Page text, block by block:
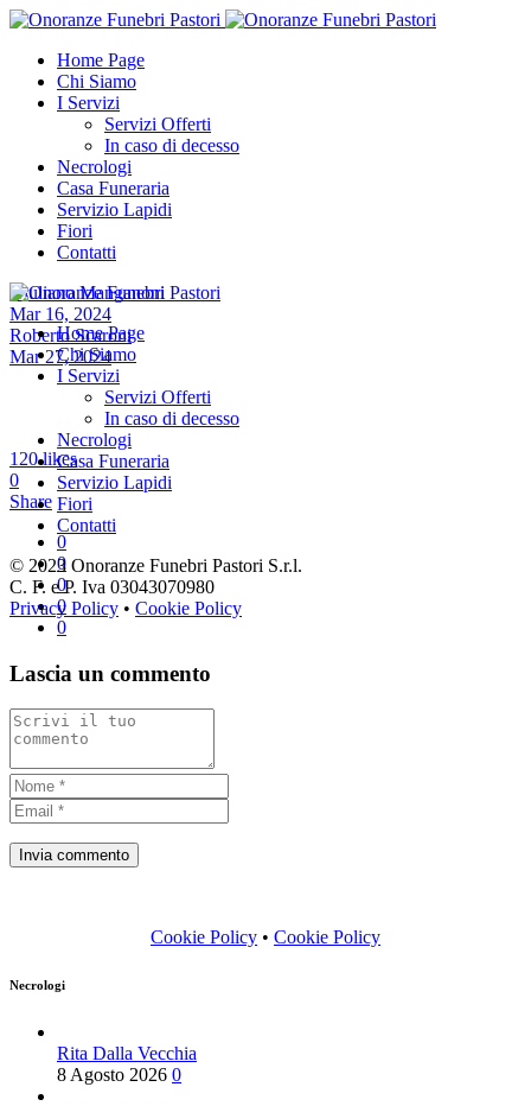
Home Page
Chi Siamo
I Servizi
Servizi Offerti
In caso di decesso
Necrologi
Casa Funeraria
Servizio Lapidi
Fiori
Contatti
Home Page
Chi Siamo
I Servizi
Servizi Offerti
In caso di decesso
Necrologi
Casa Funeraria
Servizio Lapidi
Fiori
Contatti
© 2023 Onoranze Funebri Pastori S.r.l.
C. F. e P. Iva 03043070980
Privacy Policy • Cookie Policy
Giuliano Manganoni
Mar 16, 2024
Roberto Scaroni
Mar 27, 2024
120likes
0
Share
0
0
0
0
0
Lascia un commento
Cookie Policy • Cookie Policy
Necrologi
Rita Dalla Vecchia
8 Agosto 2026 0